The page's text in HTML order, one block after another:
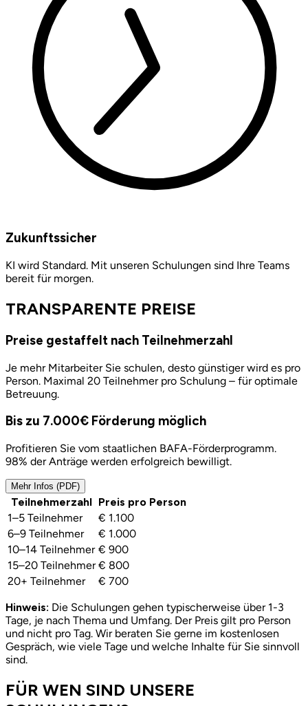
Zukunftssicher
KI wird Standard. Mit unseren Schulungen sind Ihre Teams
bereit für morgen.
TRANSPARENTE PREISE
Preise gestaffelt nach Teilnehmerzahl
Je mehr Mitarbeiter Sie schulen, desto günstiger wird es pro
Person. Maximal 20 Teilnehmer pro Schulung – für optimale
Betreuung.
Bis zu 7.000€ Förderung möglich
Profitieren Sie vom staatlichen BAFA-Förderprogramm.
98% der Anträge werden erfolgreich bewilligt.
Mehr Infos (PDF)
Teilnehmerzahl Preis pro Person
1–5 Teilnehmer
€ 1.100
6–9 Teilnehmer
€ 1.000
10–14 Teilnehmer € 900
15–20 Teilnehmer € 800
20+ Teilnehmer
€ 700
Hinweis: Die Schulungen gehen typischerweise über 1-3
Tage, je nach Thema und Umfang. Der Preis gilt pro Person
und nicht pro Tag. Wir beraten Sie gerne im kostenlosen
Gespräch, wie viele Tage und welche Inhalte für Sie sinnvoll
sind.
FÜR WEN SIND UNSERE